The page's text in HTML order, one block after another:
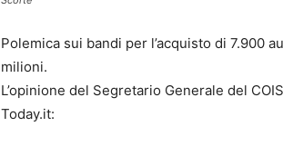
Polemica sui bandi per l’acquisto di 7.900
milioni.
L’opinione del Segretario Generale del
Today.it: